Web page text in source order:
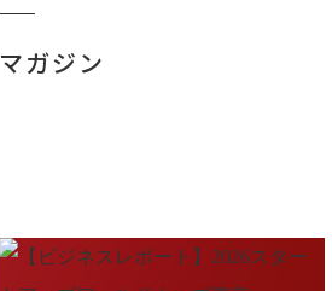
マガジン